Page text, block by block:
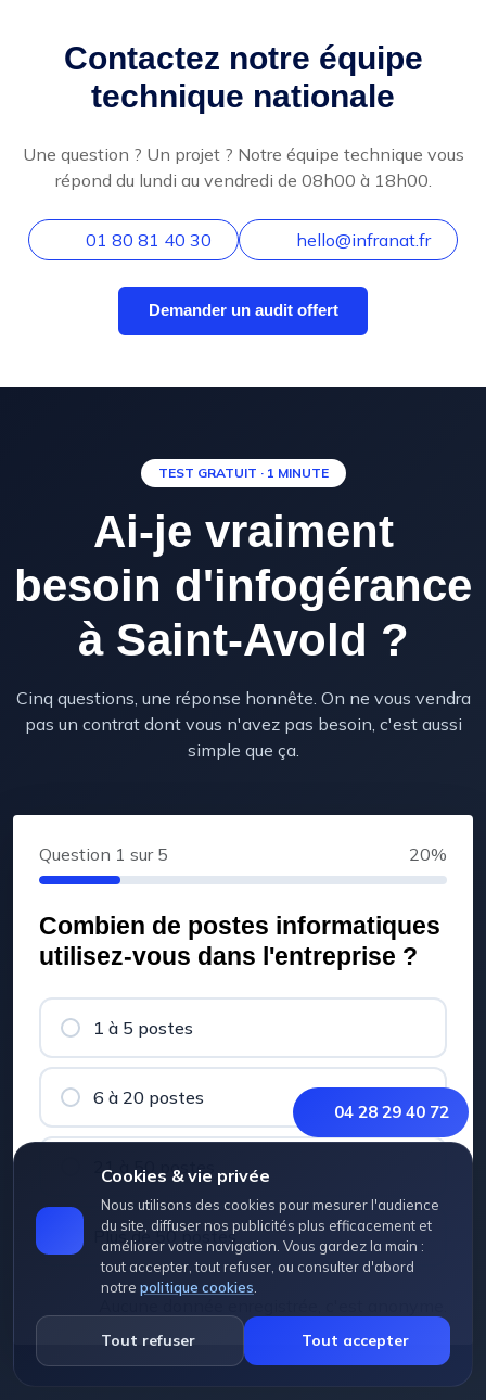
04 28 29 40 72
Cookies & vie privée
Nous utilisons des cookies pour mesurer l'audience
du site, diffuser nos publicités plus efficacement et
améliorer votre navigation. Vous gardez la main :
tout accepter, tout refuser, ou consulter d'abord
notre politique cookies
Tout refuser Tout accepter
Contactez notre équipe
technique nationale
Une question ? Un projet ? Notre équipe technique vous
répond du lundi au vendredi de 08h00 à 18h00.
01 80 81 40 30 hello@infranat.fr
Demander un audit offert
TEST GRATUIT · 1 MINUTE
Ai-je vraiment
besoin d'infogérance
à Saint-Avold ?
Cinq questions, une réponse honnête. On ne vous vendra
pas un contrat dont vous n'avez pas besoin, c'est aussi
simple que ça.
Question 1 sur 5 20%
Combien de postes informatiques
utilisez-vous dans l'entreprise ?
1 à 5 postes
6 à 20 postes
21 à 50 postes
Plus de 50 postes